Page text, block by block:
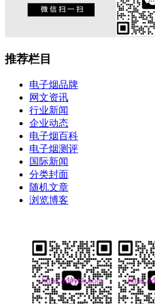
推荐栏目
电子烟品牌
网文资讯
行业新闻
企业动态
电子烟百科
电子烟测评
国际新闻
分类封面
随机文章
浏览博客